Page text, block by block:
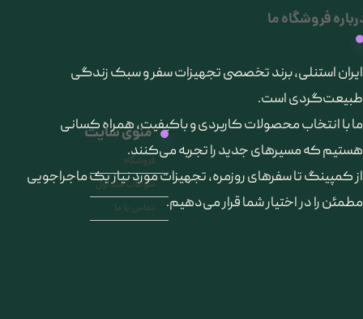
فروشگاه ما
​ایران استنلی، برند تخصصی تجهیزات سفر و سبک زندگی
طبیعت‌گردی است.
ما با انتخاب محصولات کاربردی و باکیفیت، همراه کسانی
هستیم که مسیرهای جدید را تجربه می‌کنند.
از کمپینگ تا سفرهای روزمره، تجهیزات مورد نیاز یک ماجراجویی
مطمئن را در اختیار شما قرار می‌دهیم.
منوی سایت
فروشگاه
سوالات متداول
تماس با ما